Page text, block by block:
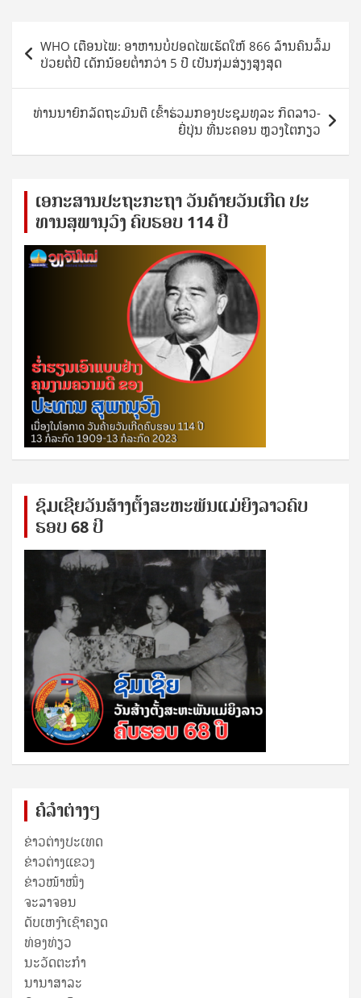
navigation
WHO ເຕືອນໄພ: ອາຫານບໍ່ປອດໄພເຮັດໃຫ້ 866 ລ້ານຄົນລົ້ມ
ປ່ວຍຕໍ່ປີ ເດັກນ້ອຍຕໍ່າກວ່າ 5 ປີ ເປັນກຸ່ມສ່ຽງສູງສຸດ
ທ່ານນາຍົກລັດຖະມົນຕີ ເຂົ້າຮ່ວມກອງປະຊຸມທຸລະ ກິດລາວ-
ຍີ່ປຸ່ນ ທີ່ນະຄອນ ຫຼວງໂຕກຽວ
ເອ​ກະ​ສານ​ປະ​ຖະ​ກະ​ຖ​າ ວັນ​ຄ້າຍ​ວັນ​ເກີດ ປ​ະ​
ທານ​ສຸ​ພາ​ນຸ​ວົງ ຄົບ​ຮອບ 114 ປີ
ຊົ​ມ​ເຊີຍ​ວັນ​ສ້າງ​ຕັ້ງ​ສະ​ຫະ​ພັນ​ແມ່​ຍິງ​​ລາວຄົບ​
ຮອບ 68 ປິ
ຄໍລຳຕ່າງໆ
ຂ່າວຕ່າງປະເທດ
ຂ່າວ​ຕ່າງ​ແຂວງ
ຂ່າວໜ້າໜຶ່ງ
ຈະລາຈອນ
ດັບເຫງົາເຊົາຄຽດ
ທ່ອງທ່ຽວ
ນະວັດຕະກໍາ
ນານາສາລະ